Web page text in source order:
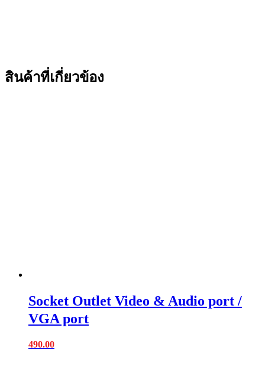
สินค้าที่เกี่ยวข้อง
Socket Outlet Video & Audio port /
VGA port
490.00